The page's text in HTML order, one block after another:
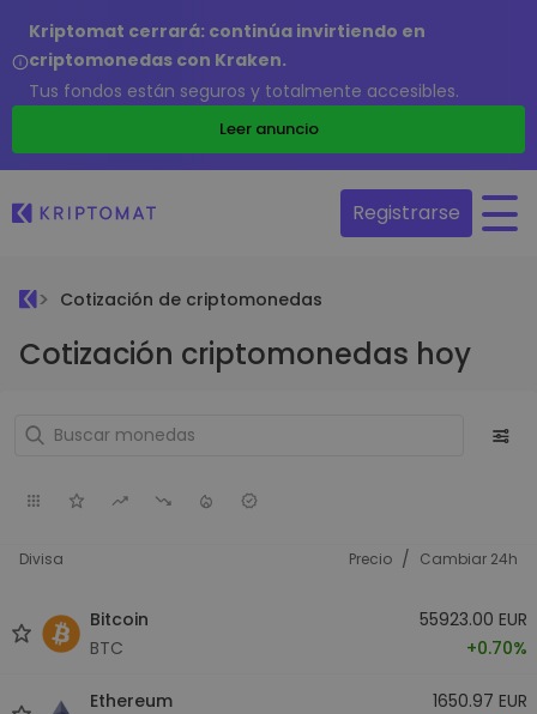
Kriptomat cerrará: continúa invirtiendo en
criptomonedas con Kraken.
Tus fondos están seguros y totalmente accesibles.
Leer anuncio
Registrarse
Cotización de criptomonedas
Cotización criptomonedas hoy
Divisa Precio / Cambiar 24h
Bitcoin
BTC
55923.00 EUR
+0.70%
Ethereum
1650.97 EUR